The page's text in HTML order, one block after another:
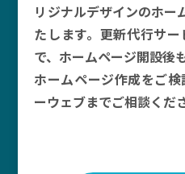
リジナルデザインのホー
たします。更新代行サ
で、ホームページ開設後
ホームページ作成をご
ーウェブまでご相談くだ